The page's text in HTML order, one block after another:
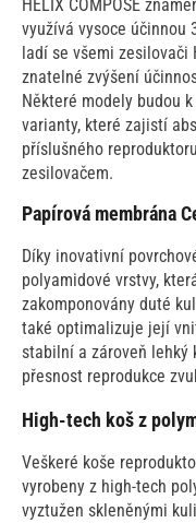
HELIX COMPOSE
využívá vysoce účinnou
ladí se všemi zesilovači
znatelné zvýšení
Některé modely budou
varianty, které zajistí
příslušného
zesilovačem.
Papírová membrána
Díky inovativní
polyamidové vrstvy,
zakomponovány duté
také optimalizuje její
stabilní a zároveň lehký
přesnost reprodukce
High-tech koš z
Veškeré koše
vyrobeny z high-tech
vyztužen skleněnými